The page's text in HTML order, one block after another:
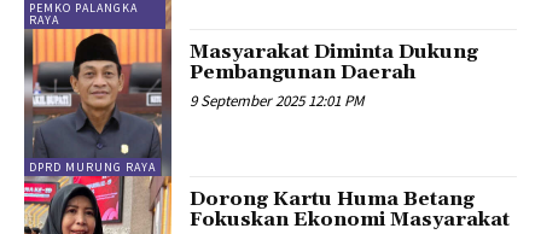
PEMKO PALANGKA
RAYA
DPRD MURUNG RAYA
Masyarakat Diminta Dukung
Pembangunan Daerah
9 September 2025 12:01 PM
Dorong Kartu Huma Betang
Fokuskan Ekonomi Masyarakat